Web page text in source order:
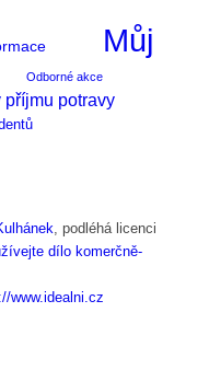
Můj
Odborné akce
příjmu potravy
, podléhá licenci
dílo komerčně-
www.idealni.cz